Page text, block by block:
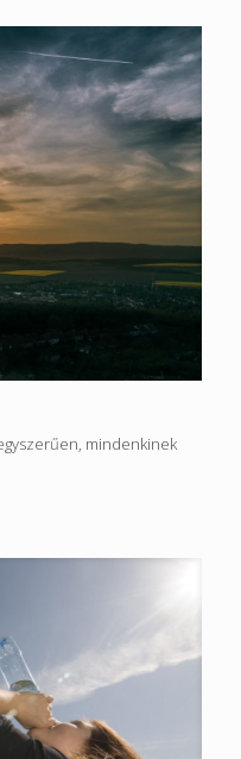
mindenkinek